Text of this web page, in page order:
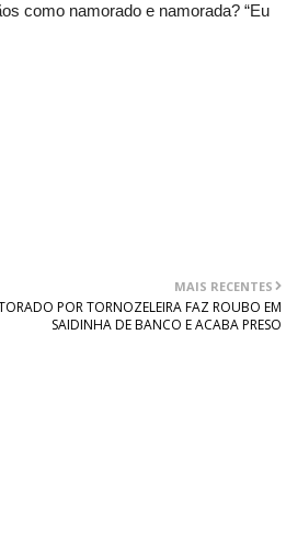
como namorado e namorada? “Eu
MAIS RECENTES
POR TORNOZELEIRA FAZ ROUBO EM
SAIDINHA DE BANCO E ACABA PRESO